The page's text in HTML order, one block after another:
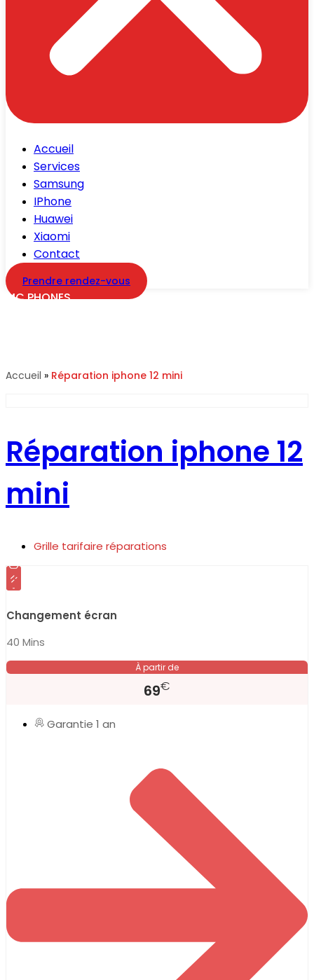
Accueil
Services
Samsung
IPhone
Huawei
Xiaomi
Contact
Prendre rendez-vous
MC PHONES
Accueil » Réparation iphone 12 mini
Réparation iphone 12
mini
Grille tarifaire réparations
Changement écran
40 Mins
À partir de
69€
Garantie 1 an